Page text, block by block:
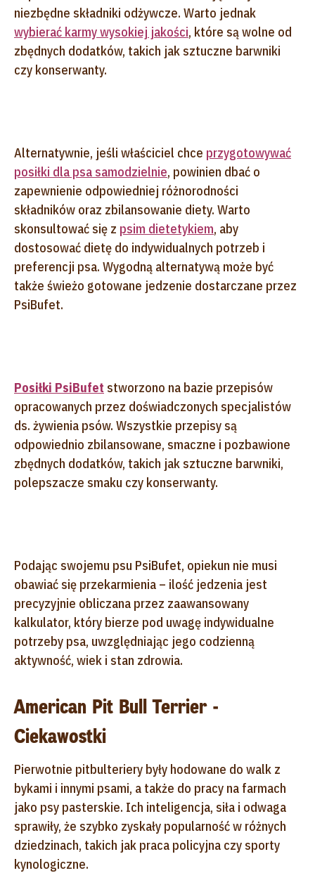
niezbędne składniki odżywcze. Warto jednak
wybierać karmy wysokiej jakości, które są wolne od
zbędnych dodatków, takich jak sztuczne barwniki
czy konserwanty.
Alternatywnie, jeśli właściciel chce przygotowywać
posiłki dla psa samodzielnie, powinien dbać o
zapewnienie odpowiedniej różnorodności
składników oraz zbilansowanie diety. Warto
skonsultować się z psim dietetykiem, aby
dostosować dietę do indywidualnych potrzeb i
preferencji psa. Wygodną alternatywą może być
także świeżo gotowane jedzenie dostarczane przez
PsiBufet.
Posiłki PsiBufet stworzono na bazie przepisów
opracowanych przez doświadczonych specjalistów
ds. żywienia psów. Wszystkie przepisy są
odpowiednio zbilansowane, smaczne i pozbawione
zbędnych dodatków, takich jak sztuczne barwniki,
polepszacze smaku czy konserwanty.
Podając swojemu psu PsiBufet, opiekun nie musi
obawiać się przekarmienia – ilość jedzenia jest
precyzyjnie obliczana przez zaawansowany
kalkulator, który bierze pod uwagę indywidualne
potrzeby psa, uwzględniając jego codzienną
aktywność, wiek i stan zdrowia.
American Pit Bull Terrier -
Ciekawostki
Pierwotnie pitbulteriery były hodowane do walk z
bykami i innymi psami, a także do pracy na farmach
jako psy pasterskie. Ich inteligencja, siła i odwaga
sprawiły, że szybko zyskały popularność w różnych
dziedzinach, takich jak praca policyjna czy sporty
kynologiczne.